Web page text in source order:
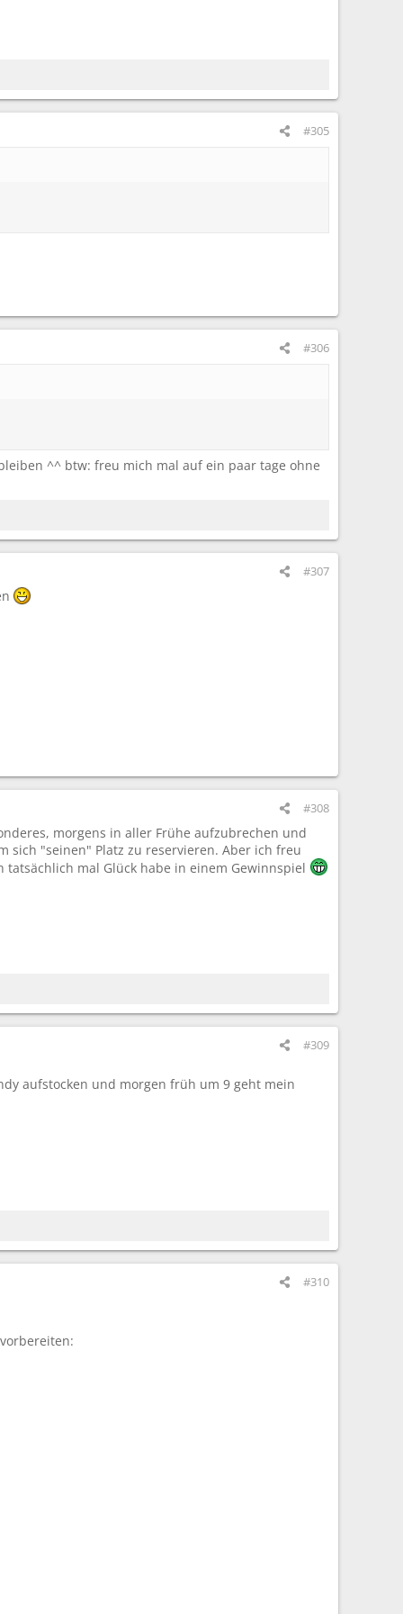
#305
#306
^^ btw: freu mich mal auf ein paar tage ohne
#307
#308
morgens in aller Frühe aufzubrechen und
sich "seinen" Platz zu reservieren. Aber ich freu
mal Glück habe in einem Gewinnspiel
#309
aufstocken und morgen früh um 9 geht mein
#310